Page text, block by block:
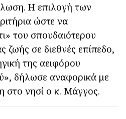
Η επιλογή των
ώστε να
του σπουδαιότερου
ζωής σε διεθνές επίπεδο,
της αειφόρου
δήλωσε αναφορικά με
στο νησί ο κ. Μάγγος.